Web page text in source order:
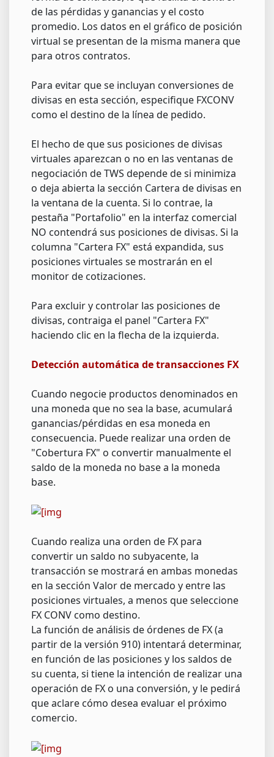
de las pérdidas y ganancias y el costo
promedio. Los datos en el gráfico de posición
virtual se presentan de la misma manera que
para otros contratos.
Para evitar que se incluyan conversiones de
divisas en esta sección, especifique FXCONV
como el destino de la línea de pedido.
El hecho de que sus posiciones de divisas
virtuales aparezcan o no en las ventanas de
negociación de TWS depende de si minimiza
o deja abierta la sección Cartera de divisas en
la ventana de la cuenta. Si lo contrae, la
pestaña "Portafolio" en la interfaz comercial
NO contendrá sus posiciones de divisas. Si la
columna "Cartera FX" está expandida, sus
posiciones virtuales se mostrarán en el
monitor de cotizaciones.
Para excluir y controlar las posiciones de
divisas, contraiga el panel "Cartera FX"
haciendo clic en la flecha de la izquierda.
Detección automática de transacciones FX
Cuando negocie productos denominados en
una moneda que no sea la base, acumulará
ganancias/pérdidas en esa moneda en
consecuencia. Puede realizar una orden de
"Cobertura FX" o convertir manualmente el
saldo de la moneda no base a la moneda
base.
Cuando realiza una orden de FX para
convertir un saldo no subyacente, la
transacción se mostrará en ambas monedas
en la sección Valor de mercado y entre las
posiciones virtuales, a menos que seleccione
FX CONV como destino.
La función de análisis de órdenes de FX (a
partir de la versión 910) intentará determinar,
en función de las posiciones y los saldos de
su cuenta, si tiene la intención de realizar una
operación de FX o una conversión, y le pedirá
que aclare cómo desea evaluar el próximo
comercio.